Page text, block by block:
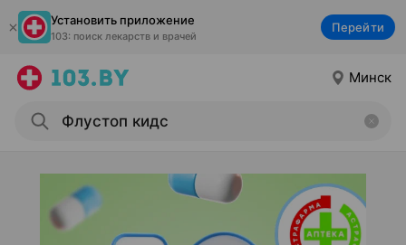
Установить приложение
103: поиск лекарств и врачей
Перейти
Минск